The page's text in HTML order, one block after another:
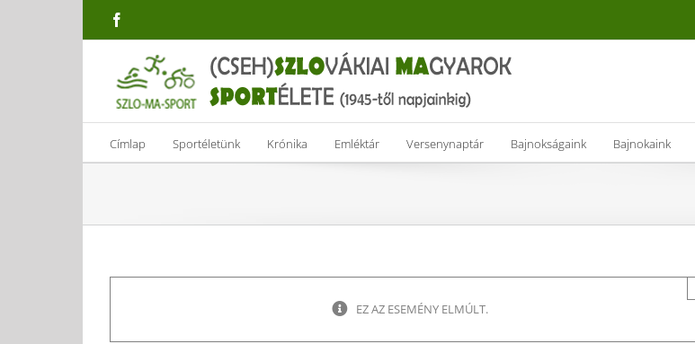
Címlap Sportéletünk Krónika Emléktár Versenynaptár Bajnokságaink Bajnokaink
EZ AZ ESEMÉNY ELMÚLT.